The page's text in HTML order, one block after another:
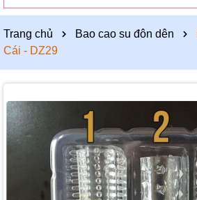
Trang chủ Bao cao su đôn dên
Cái - DZ29